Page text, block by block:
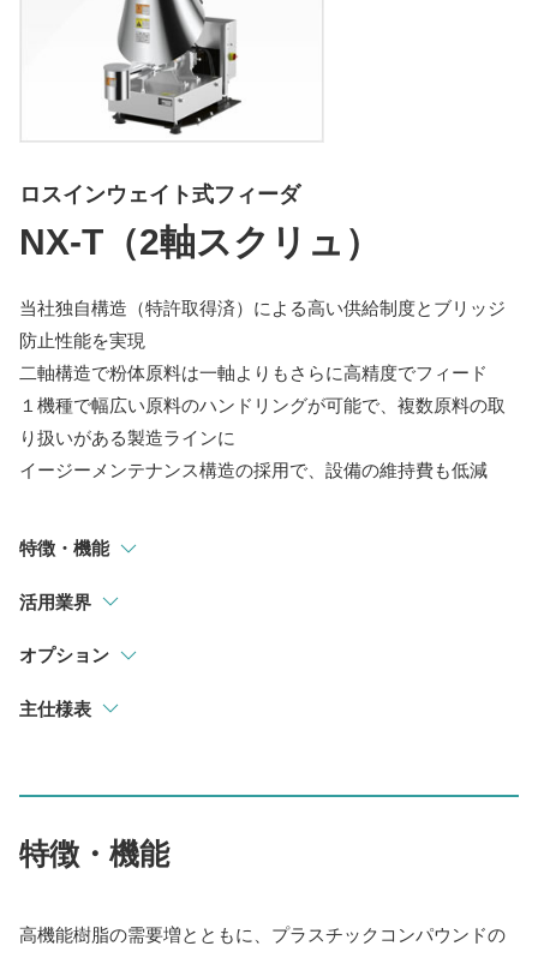
ロードセル
半導体/HD検査装置
選別・計測・監視システム
トラックスケール
ロスインウェイト式フィーダ
NX-T（2軸スクリュ）
当社独自構造（特許取得済）による高い供給制度とブリッジ
防止性能を実現
二軸構造で粉体原料は一軸よりもさらに高精度でフィード
１機種で幅広い原料のハンドリングが可能で、複数原料の取
り扱いがある製造ラインに
イージーメンテナンス構造の採用で、設備の維持費も低減
特徴・機能
活用業界
オプション
主仕様表
特徴・機能
高機能樹脂の需要増とともに、プラスチックコンパウンドの